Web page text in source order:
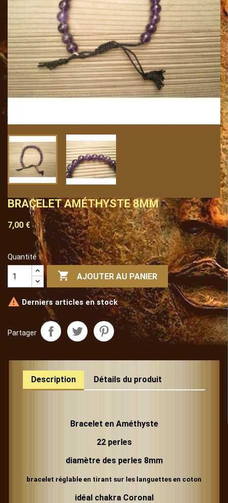
BRACELET AMÉTHYSTE 8MM
7,00 €
Quantité
 AJOUTER AU PANIER
 Derniers articles en stock
Partager
Description Détails du produit
Bracelet en Améthyste
22 perles
diamètre des perles 8mm
bracelet réglable en tirant sur les languettes en coton
idéal chakra Coronal